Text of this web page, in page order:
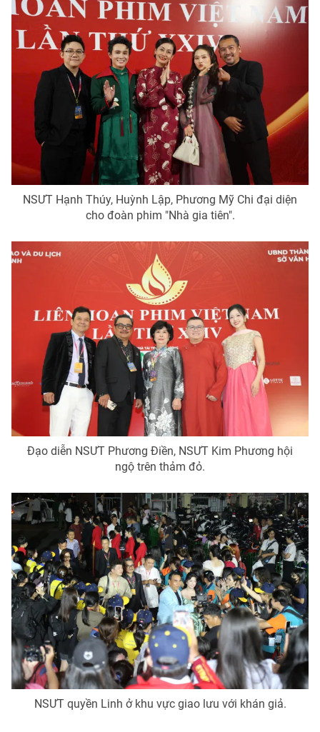
NSƯT Hạnh Thúy, Huỳnh Lập, Phương Mỹ Chi đại diện
cho đoàn phim "Nhà gia tiên".
Đạo diễn NSƯT Phương Điền, NSƯT Kim Phương hội
ngộ trên thảm đỏ.
NSƯT quyền Linh ở khu vực giao lưu với khán giả.